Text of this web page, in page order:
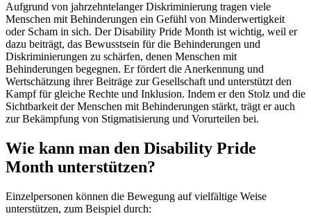
Aufgrund von jahrzehntelanger Diskriminierung tragen viele
Menschen mit Behinderungen ein Gefühl von Minderwertigkeit
oder Scham in sich. Der Disability Pride Month ist wichtig, weil er
dazu beiträgt, das Bewusstsein für die Behinderungen und
Diskriminierungen zu schärfen, denen Menschen mit
Behinderungen begegnen. Er fördert die Anerkennung und
Wertschätzung ihrer Beiträge zur Gesellschaft und unterstützt den
Kampf für gleiche Rechte und Inklusion. Indem er den Stolz und die
Sichtbarkeit der Menschen mit Behinderungen stärkt, trägt er auch
zur Bekämpfung von Stigmatisierung und Vorurteilen bei.
Wie kann man den Disability Pride
Month unterstützen?
Einzelpersonen können die Bewegung auf vielfältige Weise
unterstützen, zum Beispiel durch: